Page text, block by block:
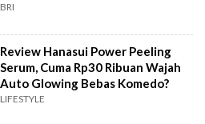
BRI
Review Hanasui Power Peeling
Serum, Cuma Rp30 Ribuan Wajah
Auto Glowing Bebas Komedo?
LIFESTYLE